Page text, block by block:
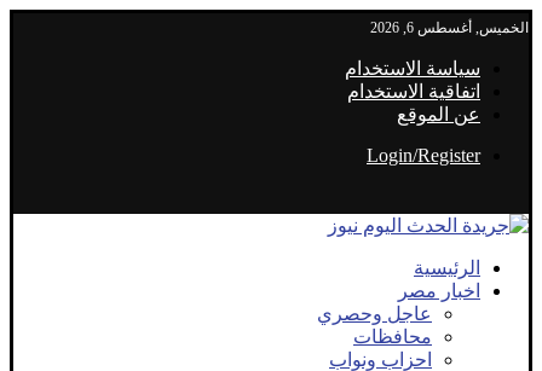
الخميس, أغسطس 6, 2026
سياسة الاستخدام
اتفاقية الاستخدام
عن الموقع
Login/Register
الرئيسية
اخبار مصر
عاجل وحصري
محافظات
احزاب ونواب